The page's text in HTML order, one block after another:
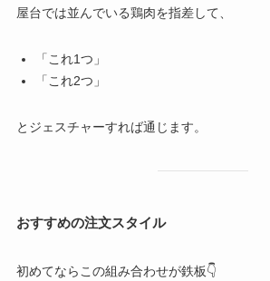
屋台では並んでいる鶏肉を指差して、
「これ1つ」
「これ2つ」
とジェスチャーすれば通じます。
おすすめの注文スタイル
初めてならこの組み合わせが鉄板👇